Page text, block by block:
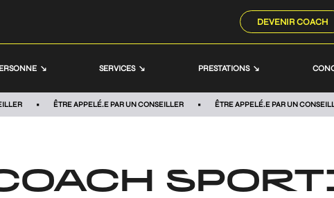
DEVENIR COACH
SERVICES PRESTATIONS
ÊTRE APPELÉ.E PAR UN CONSEILLER ÊTRE APPELÉ.E PAR UN